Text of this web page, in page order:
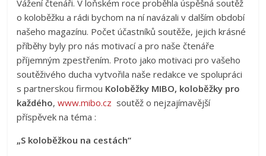
Vážení čtenáři. V loňském roce proběhla úspěšná soutěž
o koloběžku a rádi bychom na ní navázali v dalším období
našeho magazínu. Počet účastníků soutěže, jejich krásné
příběhy byly pro nás motivací a pro naše čtenáře
příjemným zpestřením. Proto jako motivaci pro vašeho
soutěživého ducha vytvořila naše redakce ve spolupráci
s partnerskou firmou Koloběžky MIBO, koloběžky pro
každého,www.mibo.cz soutěž o nejzajímavější
příspěvek na téma :
„S koloběžkou na cestách“